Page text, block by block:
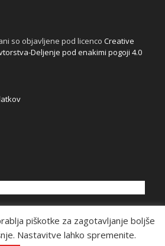
so objavljene pod licenco Creative
Deljenje pod enakimi pogoji 4.0
piškotke za zagotavljanje boljše
Nastavitve lahko spremenite.